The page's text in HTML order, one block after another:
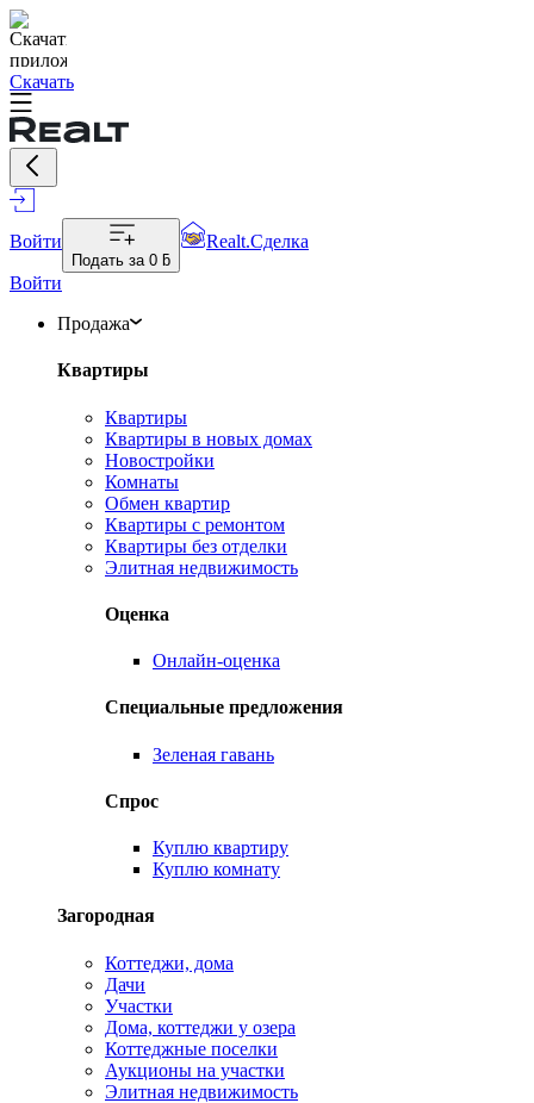
Скачать
Войти
Подать за 0 ƃ
Realt.Сделка
Войти
Продажа
Квартиры
Квартиры
Квартиры в новых домах
Новостройки
Комнаты
Обмен квартир
Квартиры с ремонтом
Квартиры без отделки
Элитная недвижимость
Оценка
Онлайн-оценка
Специальные предложения
Зеленая гавань
Спрос
Куплю квартиру
Куплю комнату
Загородная
Коттеджи, дома
Дачи
Участки
Дома, коттеджи у озера
Коттеджные поселки
Аукционы на участки
Элитная недвижимость